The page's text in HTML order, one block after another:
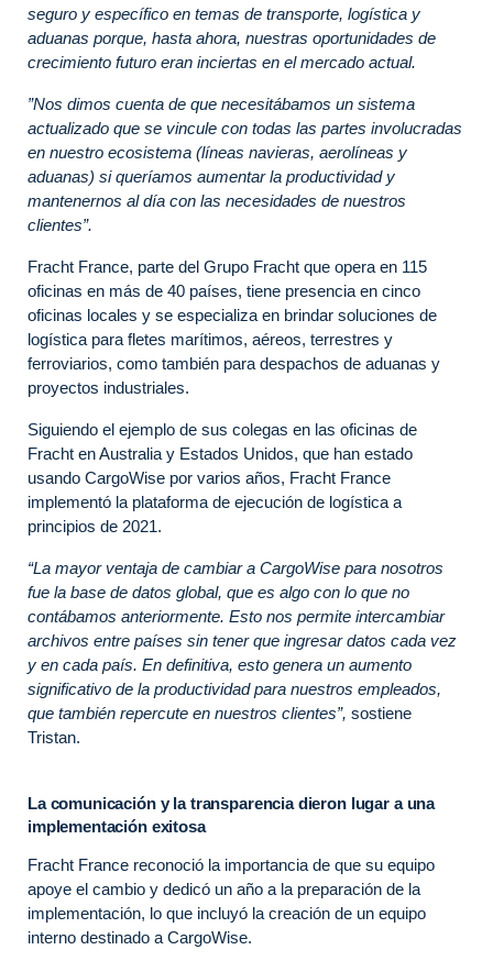
seguro y específico en temas de transporte, logística y
aduanas porque, hasta ahora, nuestras oportunidades de
crecimiento futuro eran inciertas en el mercado actual.
”Nos dimos cuenta de que necesitábamos un sistema
actualizado que se vincule con todas las partes involucradas
en nuestro ecosistema (líneas navieras, aerolíneas y
aduanas) si queríamos aumentar la productividad y
mantenernos al día con las necesidades de nuestros
clientes”.
Fracht France, parte del Grupo Fracht que opera en 115
oficinas en más de 40 países, tiene presencia en cinco
oficinas locales y se especializa en brindar soluciones de
logística para fletes marítimos, aéreos, terrestres y
ferroviarios, como también para despachos de aduanas y
proyectos industriales.
Siguiendo el ejemplo de sus colegas en las oficinas de
Fracht en Australia y Estados Unidos, que han estado
usando CargoWise por varios años, Fracht France
implementó la plataforma de ejecución de logística a
principios de 2021.
“La mayor ventaja de cambiar a CargoWise para nosotros
fue la base de datos global, que es algo con lo que no
contábamos anteriormente. Esto nos permite intercambiar
archivos entre países sin tener que ingresar datos cada vez
y en cada país. En definitiva, esto genera un aumento
significativo de la productividad para nuestros empleados,
que también repercute en nuestros clientes”, sostiene
Tristan.
La comunicación y la transparencia dieron lugar a una
implementación exitosa
Fracht France reconoció la importancia de que su equipo
apoye el cambio y dedicó un año a la preparación de la
implementación, lo que incluyó la creación de un equipo
interno destinado a CargoWise.